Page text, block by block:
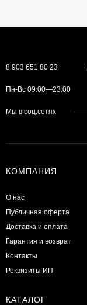
8 903 651 80 23
Пн-Вс 09:00—23:00
Мы в соц.сетях
КОМПАНИЯ
О нас
Публичная оферта
Доставка и оплата
Гарантия и возврат
Контакты
Реквизиты ИП
КАТАЛОГ